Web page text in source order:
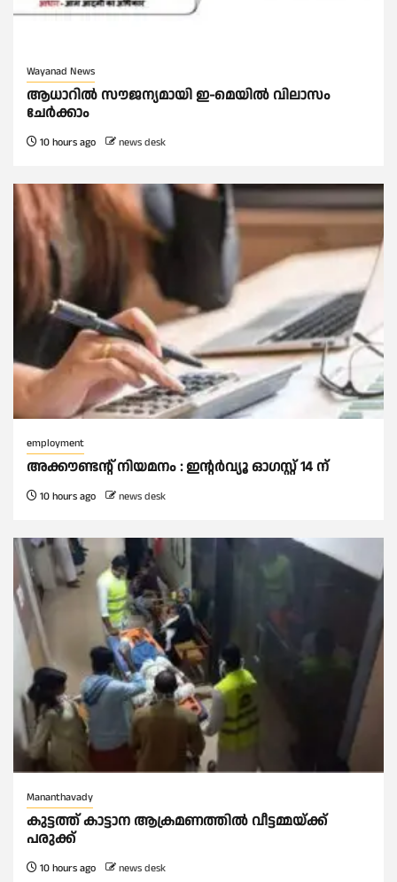
Wayanad News
ആധാറിൽ സൗജന്യമായി ഇ-മെയിൽ വിലാസം
ചേർക്കാം
10 hours ago news desk
employment
അക്കൗണ്ടന്റ് നിയമനം : ഇൻ്റർവ്യൂ ഓഗസ്റ്റ് 14 ന്
10 hours ago news desk
Mananthavady
കുട്ടത്ത് കാട്ടാന ആക്രമണത്തിൽ വീട്ടമ്മയ്ക്ക്
പരുക്ക്
10 hours ago news desk